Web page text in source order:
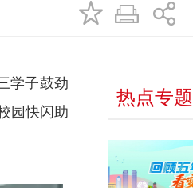
学子鼓劲
园快闪助
热点专题